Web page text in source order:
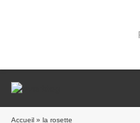
Accueil » la rosette